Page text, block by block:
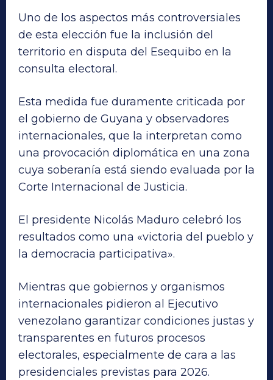
Uno de los aspectos más controversiales
de esta elección fue la inclusión del
territorio en disputa del Esequibo en la
consulta electoral.
Esta medida fue duramente criticada por
el gobierno de Guyana y observadores
internacionales, que la interpretan como
una provocación diplomática en una zona
cuya soberanía está siendo evaluada por la
Corte Internacional de Justicia.
El presidente Nicolás Maduro celebró los
resultados como una «victoria del pueblo y
la democracia participativa».
Mientras que gobiernos y organismos
internacionales pidieron al Ejecutivo
venezolano garantizar condiciones justas y
transparentes en futuros procesos
electorales, especialmente de cara a las
presidenciales previstas para 2026.